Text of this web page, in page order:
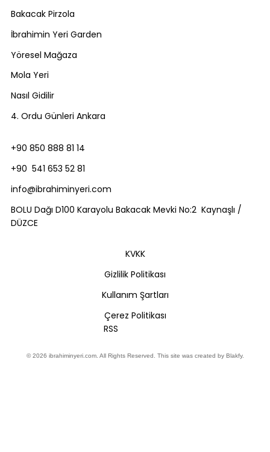
Bakacak Pirzola
İbrahimin Yeri Garden
Yöresel Mağaza
Mola Yeri
Nasıl Gidilir
4. Ordu Günleri Ankara
+90 850 888 81 14
+90 541 653 52 81
info@ibrahiminyeri.com
BOLU Dağı D100 Karayolu Bakacak Mevki No:2 Kaynaşlı /
DÜZCE
KVKK
Gizlilik Politikası
Kullanım Şartları
Çerez Politikası
RSS
© 2026 ibrahiminyeri.com. All Rights Reserved. This site was created by Blakfy.